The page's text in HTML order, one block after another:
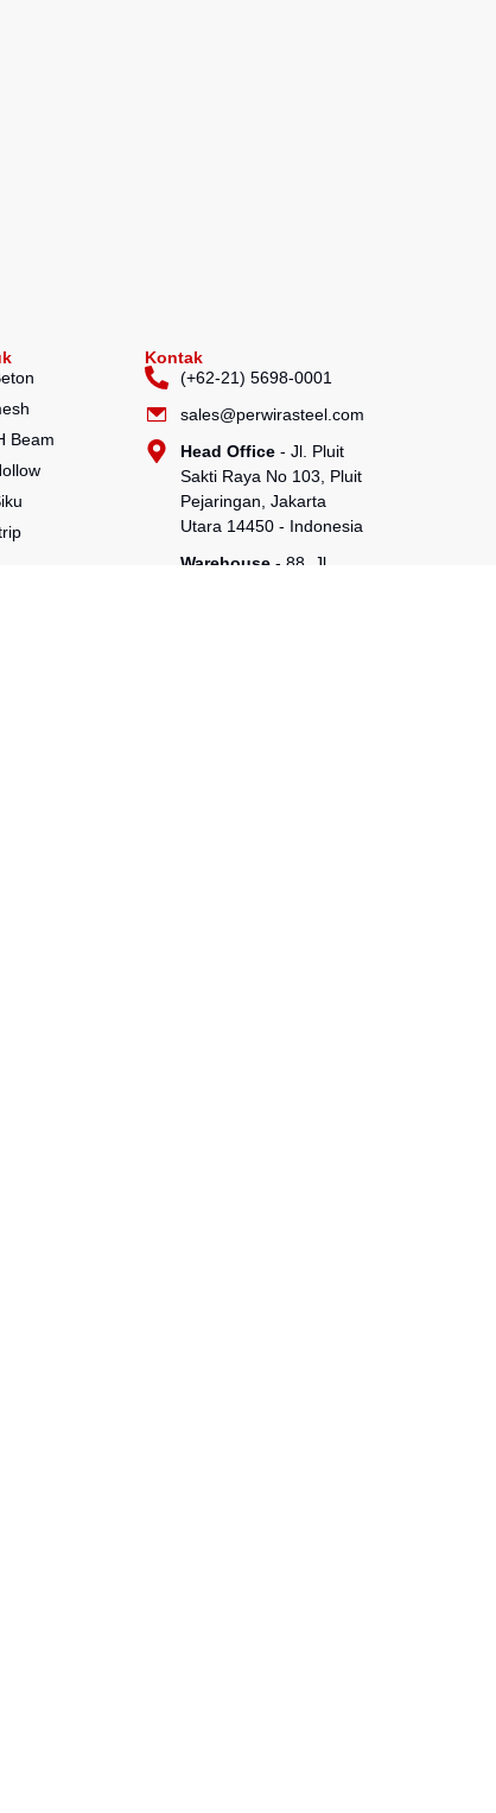
Beam
Kontak
(+62-21) 5698-0001
sales@perwirasteel.com
Head Office- Jl. Pluit
Sakti Raya No 103, Pluit
Pejaringan, Jakarta
Utara 14450 - Indonesia
Warehouse- 88, Jl.